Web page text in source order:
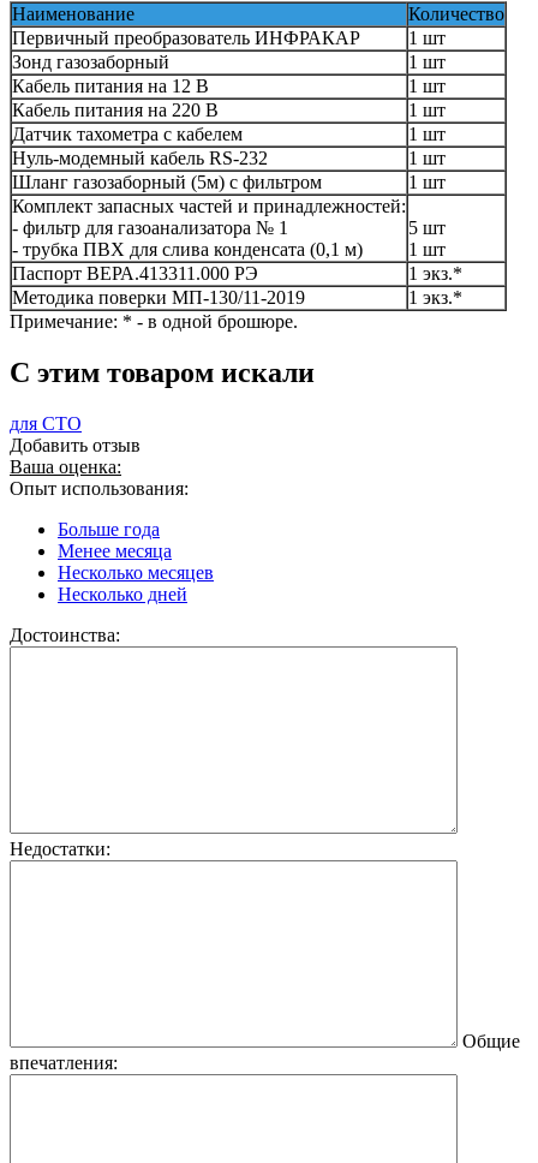
Наименование
Количество
Первичный преобразователь ИНФРАКАР
1 шт
Зонд газозаборный
1 шт
Кабель питания на 12 В
1 шт
Кабель питания на 220 В
1 шт
Датчик тахометра с кабелем
1 шт
Нуль-модемный кабель RS-232
1 шт
Шланг газозаборный (5м) с фильтром
1 шт
Комплект запасных частей и принадлежностей:
- фильтр для газоанализатора № 1
- трубка ПВХ для слива конденсата (0,1 м)
5 шт
1 шт
Паспорт ВЕРА.413311.000 РЭ
1 экз.*
Методика поверки МП-130/11-2019
1 экз.*
Примечание: * - в одной брошюре.
C этим товаром искали
для СТО
Добавить отзыв
Ваша оценка:
Опыт использования:
Больше года
Менее месяца
Несколько месяцев
Несколько дней
Достоинства:
Недостатки:
Общие
впечатления: